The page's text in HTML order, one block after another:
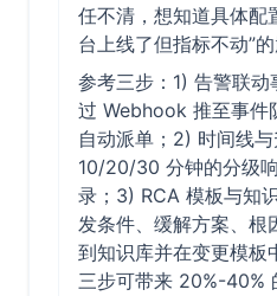
任不清，想知道具体配
台上线了但指标不动”的
参考三步：1) 告警联动
过 Webhook 推至事件
自动派单；2) 时间线
10/20/30 分钟的分级
录；3) RCA 模板与知
发条件、缓解方案、根
到知识库并在变更模板
三步可带来 20%-40%